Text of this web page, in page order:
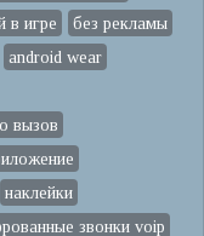
в игре
без рекламы
android wear
вызов
наклейки
звонки voip